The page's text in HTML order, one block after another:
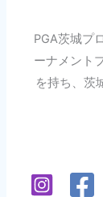
PGA茨城プ
ーナメント
を持ち、茨